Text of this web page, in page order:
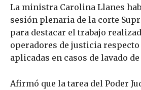
La ministra Carolina Llanes
sesión plenaria de la corte
para destacar el trabajo
operadores de justicia
aplicadas en casos de lavado
Afirmó que la tarea del Poder